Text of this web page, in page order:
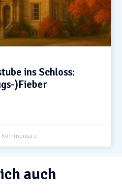
ins Schloss:
)Fieber
Kommentare
auch